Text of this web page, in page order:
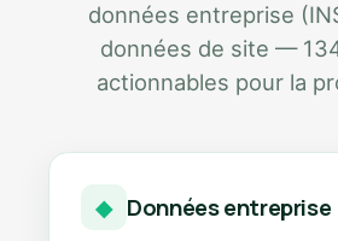
données entreprise
données de site —
actionnables pour la
◆ Données entreprise